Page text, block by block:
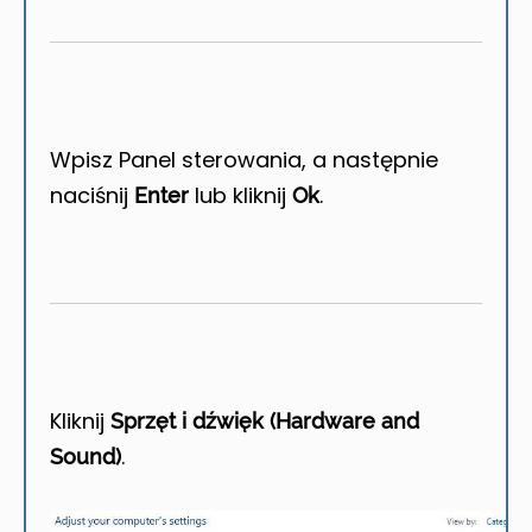
Wpisz Panel sterowania, a następnie
naciśnij Enter lub kliknij Ok.
Kliknij Sprzęt i dźwięk (Hardware and
Sound).